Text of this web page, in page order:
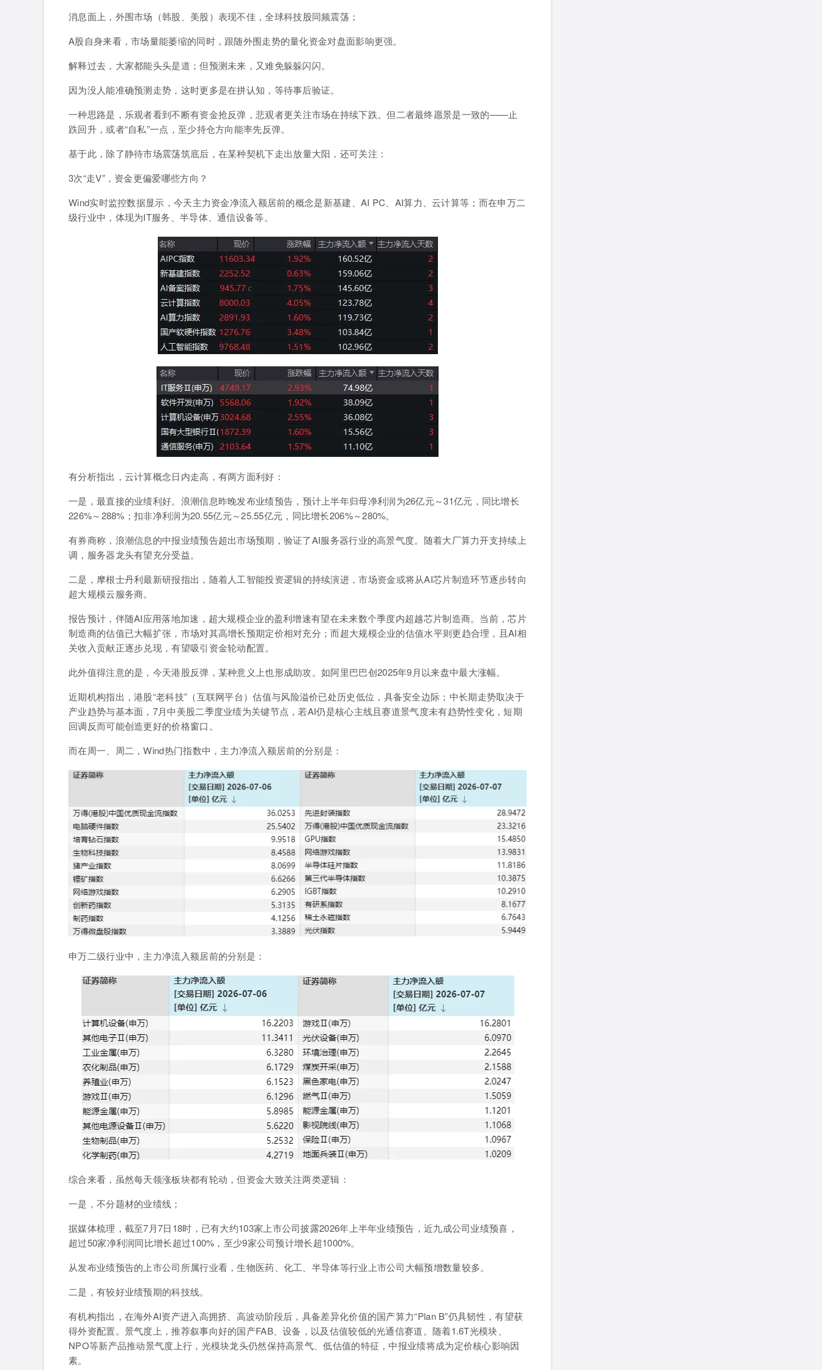
消息面上，外围市场 （韩股、美股） 表现不佳，全球科技股同频震荡；
A股自身来看，市场量能萎缩的同时，跟随外围走势的量化资金对盘面影响更强。
解释过去，大家都能头头是道；但预测未来，又难免躲躲闪闪。
因为没人能准确预测走势，这时更多是在拼认知，等待事后验证。
一种思路是， 乐观者看到不断有资金抢反弹 ，悲观者更关注市场在持续下跌。但二者最终愿景是一致的——止
跌回升，或者“自私”一点，至少持仓方向能率先反弹。
基于此，除了静待市场震荡筑底后，在某种契机下走出放量大阳 ，还可关注：
3次“走V”，资金更偏爱哪些方向？
Wind实时监控数据显示，今天主力资金净流入额居前的概念是新基建、AI PC、AI算力、云计算等；而在申万二
级行业中，体现为IT服务、半导体、通信设备等。
有分析指出，云计算概念日内走高，有两方面利好：
一是， 最直接的业绩利好。 浪潮信息昨晚发布业绩预告，预计上半年归母净利润为26亿元～31亿元，同比增长
226%～288%；扣非净利润为20.55亿元～25.55亿元，同比增长206%～280%。
有券商称，浪潮信息的中报业绩预告超出市场预期，验证了AI服务器行业的高景气度。随着大厂算力开支持续上
调，服务器龙头有望充分受益。
二是， 摩根士丹利最新研报指出，随着人工智能投资逻辑的持续演进，市场资金或将从AI芯片制造环节逐步转向
超大规模云服务商。
报告预计，伴随AI应用落地加速，超大规模企业的盈利增速有望在未来数个季度内超越芯片制造商。当前，芯片
制造商的估值已大幅扩张，市场对其高增长预期定价相对充分；而超大规模企业的估值水平则更趋合理，且AI相
关收入贡献正逐步兑现，有望吸引资金轮动配置。
此外值得注意的是，今天港股反弹，某种意义上也形成助攻。如阿里巴巴创2025年9月以来盘中最大涨幅。
近期机构指出，港股“老科技” （互联网平台）估值与风险溢价已处历史低位，具备安全边际；中长期走势取决于
产业趋势与基本面，7月中美股二季度业绩为关键节点，若AI仍是核心主线且赛道景气度未有趋势性变化，短期
回调反而可能创造更好的价格窗口。
而在周一、周二，Wind热门指数中， 主力净流入额居前的分别是：
申万二级行业中， 主力净流入额居前的分别是：
综合来看，虽然每天领涨板块都有轮动，但资金大致关注两类逻辑：
一是，不分题材的业绩线；
据媒体梳理， 截至7月7日18时，已有大约103家上市公司披露2026年上半年业绩预告，近九成公司业绩预喜，
超过50家净利润同比增长超过100%，至少9家公司预计增长超1000%。
从发布业绩预告的上市公司所属行业看，生物医药、化工、半导体等行业上市公司大幅预增数量较多。
二是，有较好业绩预期的科技线。
有机构指出，在海外AI资产进入高拥挤、高波动阶段后，具备差异化价值的国产算力“Plan B”仍具韧性，有望获
得外资配置。景气度上，推荐叙事向好的国产FAB、设备，以及估值较低的光通信赛道。随着1.6T光模块、
NPO等新产品推动景气度上行，光模块龙头仍然保持高景气、低估值的特征，中报业绩将成为定价核心影响因
素。